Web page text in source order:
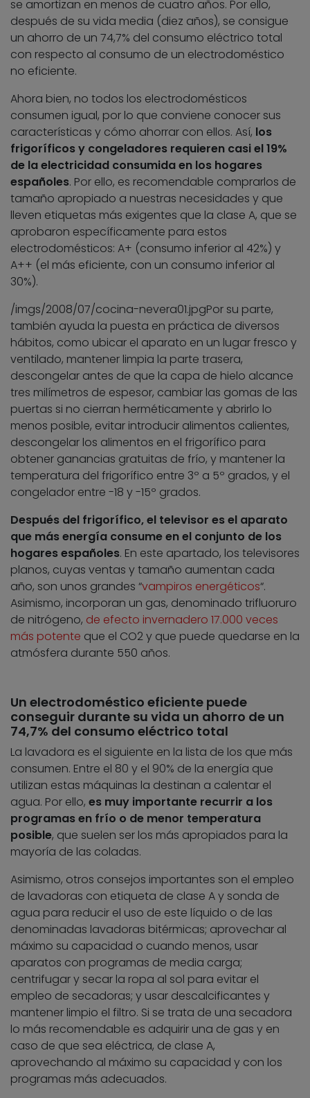
se amortizan en menos de cuatro años. Por ello,
después de su vida media (diez años), se consigue
un ahorro de un 74,7% del consumo eléctrico total
con respecto al consumo de un electrodoméstico
no eficiente.
Ahora bien, no todos los electrodomésticos
consumen igual, por lo que conviene conocer sus
características y cómo ahorrar con ellos. Así, los
frigoríficos y congeladores requieren casi el 19%
de la electricidad consumida en los hogares
españoles. Por ello, es recomendable comprarlos de
tamaño apropiado a nuestras necesidades y que
lleven etiquetas más exigentes que la clase A, que se
aprobaron específicamente para estos
electrodomésticos: A+ (consumo inferior al 42%) y
A++ (el más eficiente, con un consumo inferior al
30%).
/imgs/2008/07/cocina-nevera01.jpgPor su parte,
también ayuda la puesta en práctica de diversos
hábitos, como ubicar el aparato en un lugar fresco y
ventilado, mantener limpia la parte trasera,
descongelar antes de que la capa de hielo alcance
tres milímetros de espesor, cambiar las gomas de las
puertas si no cierran herméticamente y abrirlo lo
menos posible, evitar introducir alimentos calientes,
descongelar los alimentos en el frigorífico para
obtener ganancias gratuitas de frío, y mantener la
temperatura del frigorífico entre 3º a 5º grados, y el
congelador entre -18 y -15º grados.
Después del frigorífico, el televisor es el aparato
que más energía consume en el conjunto de los
hogares españoles. En este apartado, los televisores
planos, cuyas ventas y tamaño aumentan cada
año, son unos grandes “vampiros energéticos“.
Asimismo, incorporan un gas, denominado trifluoruro
de nitrógeno, de efecto invernadero 17.000 veces
más potente que el CO2 y que puede quedarse en la
atmósfera durante 550 años.
Un electrodoméstico eficiente puede
conseguir durante su vida un ahorro de un
74,7% del consumo eléctrico total
La lavadora es el siguiente en la lista de los que más
consumen. Entre el 80 y el 90% de la energía que
utilizan estas máquinas la destinan a calentar el
agua. Por ello, es muy importante recurrir a los
programas en frío o de menor temperatura
posible, que suelen ser los más apropiados para la
mayoría de las coladas.
Asimismo, otros consejos importantes son el empleo
de lavadoras con etiqueta de clase A y sonda de
agua para reducir el uso de este líquido o de las
denominadas lavadoras bitérmicas; aprovechar al
máximo su capacidad o cuando menos, usar
aparatos con programas de media carga;
centrifugar y secar la ropa al sol para evitar el
empleo de secadoras; y usar descalcificantes y
mantener limpio el filtro. Si se trata de una secadora
lo más recomendable es adquirir una de gas y en
caso de que sea eléctrica, de clase A,
aprovechando al máximo su capacidad y con los
programas más adecuados.